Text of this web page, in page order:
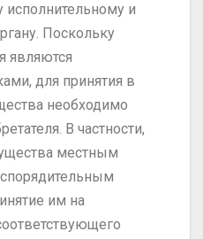
исполнительному и
Поскольку
являются
для принятия в
необходимо
В частности,
местным
им на